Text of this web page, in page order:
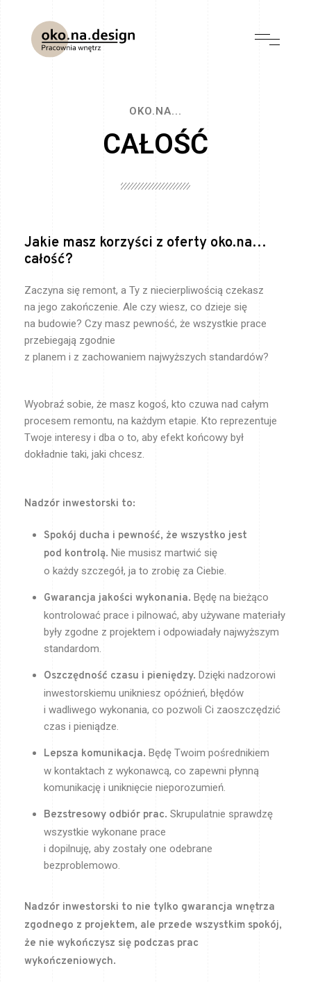
OKO.NA...
CAŁOŚĆ
Jakie masz korzyści z oferty oko.na…
całość?
Zaczyna się remont, a Ty z niecierpliwością czekasz
na jego zakończenie. Ale czy wiesz, co dzieje się
na budowie? Czy masz pewność, że wszystkie prace
przebiegają zgodnie
z planem i z zachowaniem najwyższych standardów?
Wyobraź sobie, że masz kogoś, kto czuwa nad całym
procesem remontu, na każdym etapie. Kto reprezentuje
Twoje interesy i dba o to, aby efekt końcowy był
dokładnie taki, jaki chcesz.
Nadzór inwestorski to:
Spokój ducha i pewność, że wszystko jest
pod kontrolą. Nie musisz martwić się
o każdy szczegół, ja to zrobię za Ciebie.
Gwarancja jakości wykonania. Będę na bieżąco
kontrolować prace i pilnować, aby używane materiały
były zgodne z projektem i odpowiadały najwyższym
standardom.
Oszczędność czasu i pieniędzy. Dzięki nadzorowi
inwestorskiemu unikniesz opóźnień, błędów
i wadliwego wykonania, co pozwoli Ci zaoszczędzić
czas i pieniądze.
Lepsza komunikacja. Będę Twoim pośrednikiem
w kontaktach z wykonawcą, co zapewni płynną
komunikację i uniknięcie nieporozumień.
Bezstresowy odbiór prac. Skrupulatnie sprawdzę
wszystkie wykonane prace
i dopilnuję, aby zostały one odebrane
bezproblemowo.
Nadzór inwestorski to nie tylko gwarancja wnętrza
zgodnego z projektem, ale przede wszystkim spokój,
że nie wykończysz się podczas prac
wykończeniowych.